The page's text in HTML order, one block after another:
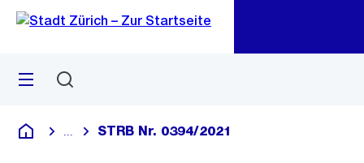
Navigation
Sprunglink
Menü
Deutsch
Blende alle Breadcrumbs ein
STRB Nr. 0394/2021